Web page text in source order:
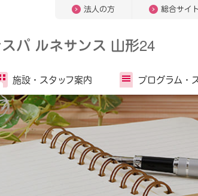
法人の方 総合サイ
パ ルネサンス 山形24
施設・ スタッフ案内 プログラム・